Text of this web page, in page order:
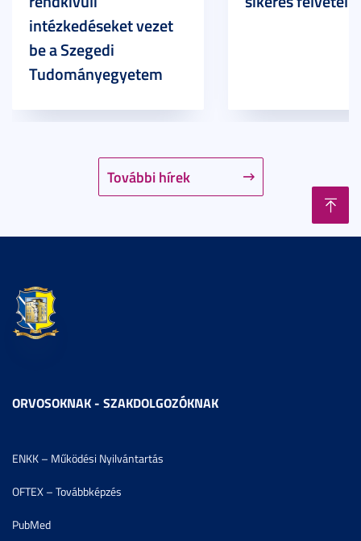
További hírek
intézkedéseket vezet
be a Szegedi
Tudományegyetem
ORVOSOKNAK - SZAKDOLGOZÓKNAK
ENKK – Működési Nyilvántartás
OFTEX – Továbbképzés
PubMed